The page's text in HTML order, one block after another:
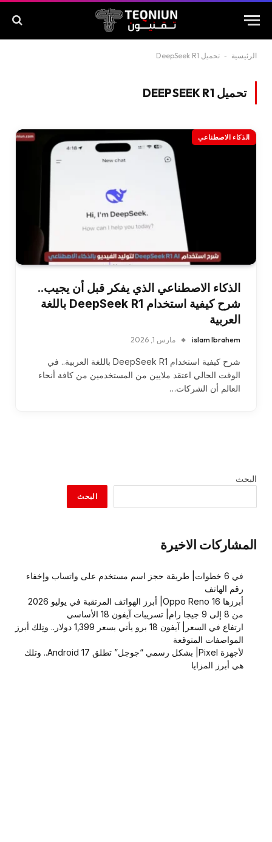
الرئيسية - تحميل DeepSeek R1
تحميل DEEPSEEK R1
الذكاء الاصطناعي
الذكاء الاصطناعي الذي يفكر قبل أن يجيب..
شرح كيفية استخدام DeepSeek R1 باللغة
العربية
islam Ibrahem مارس 1, 2026
شرح كيفية استخدام DeepSeek R1 باللغة العربية.. في
الوقت الحالي اعتقد ملايين من المستخدمين من كافة أنحاء
العالم أن الشركات…
البحث
البحث
المشاركات الاخيرة
في 6 خطوات| طريقة حجز اسم مستخدم على واتساب وإخفاء
رقم الهاتف
أبرزها Oppo Reno 16| أبرز الهواتف المرتقبة في يوليو 2026
من 8 إلى 9 جيجا رام| تسريبات آيفون 18 الأساسي
ارتفاع في السعر| آيفون 18 برو يأتي بسعر 1,399 دولار.. وتِلك أبرز
المواصفات المتوقعة
لأجهزة Pixel| بشكل رسمي “جوجل” تطلق Android 17.. وتلك
هي أبرز المزايا